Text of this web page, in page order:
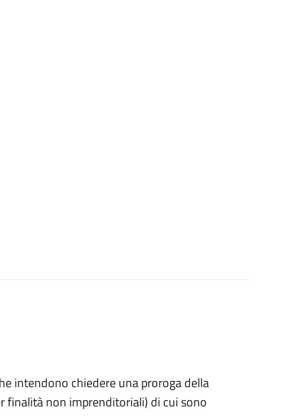
intendono chiedere una proroga della
finalità non imprenditoriali) di cui sono